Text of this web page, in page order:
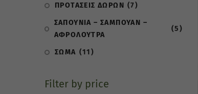
ΠΡΟΤΑΣΕΙΣ ΔΩΡΩΝ (7)
ΣΑΠΟΥΝΙΑ – ΣΑΜΠΟΥΑΝ –
ΑΦΡΟΛΟΥΤΡΑ
(5)
ΣΩΜΑ (11)
Filter by price